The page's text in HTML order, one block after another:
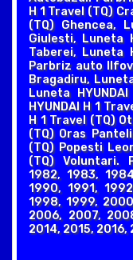
H 1 Travel (TQ)
(TQ) Ghencea,
Giulesti, Luneta
Taberei, Luneta
Parbriz auto
Bragadiru,
Luneta
HYUNDAI H 1
H 1 Travel (TQ)
(TQ) Oras
(TQ) Popesti
(TQ) Voluntari.
1982, 1983,
1990, 1991,
1998, 1999,
2006, 2007,
2014, 2015, 2016,